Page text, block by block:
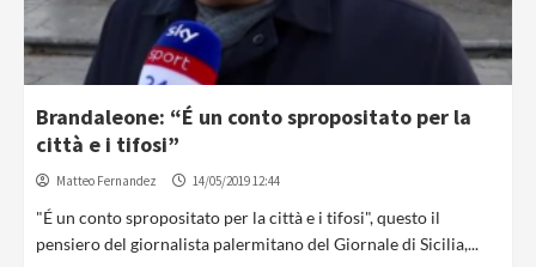
Brandaleone: “É un conto spropositato per la
città e i tifosi”
Matteo Fernandez 14/05/2019 12:44
"É un conto spropositato per la città e i tifosi", questo il
pensiero del giornalista palermitano del Giornale di Sicilia,...